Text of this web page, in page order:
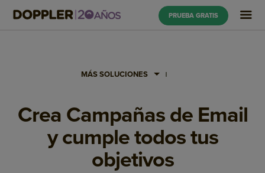
PRUEBA GRATIS
MÁS SOLUCIONES
Crea Campañas de Email
y cumple todos tus
objetivos